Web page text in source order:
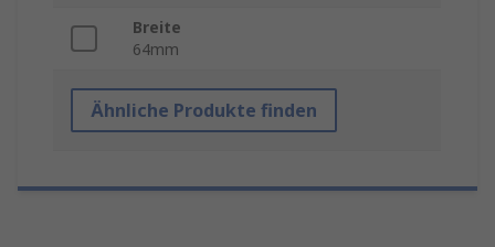
Breite
64mm
Ähnliche Produkte finden